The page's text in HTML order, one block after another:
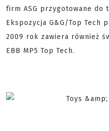
firm ASG przygotowane do
Ekspozycja G&G/Top Tech
2009 rok zawiera również
EBB MP5 Top Tech.